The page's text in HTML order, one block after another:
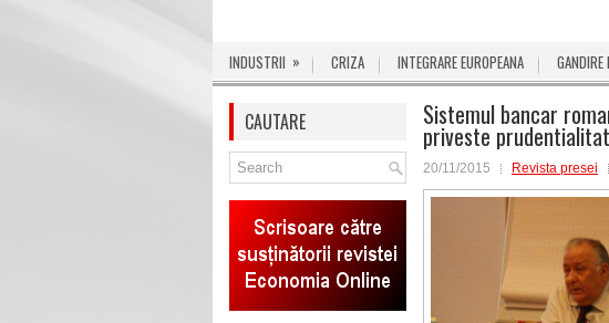
INDUSTRII » CRIZA INTEGRARE EUROPEANA GANDIRE
Sistemul bancar
priveste
20/11/2015 Revista presei
CAUTARE